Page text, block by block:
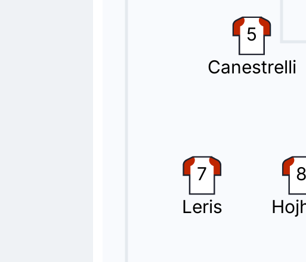
Pisa realizza il suo quinto ed ultimo cambio
Arturo Calabresi
Idrissa Toure
5
Canestrelli
7
Leris
8